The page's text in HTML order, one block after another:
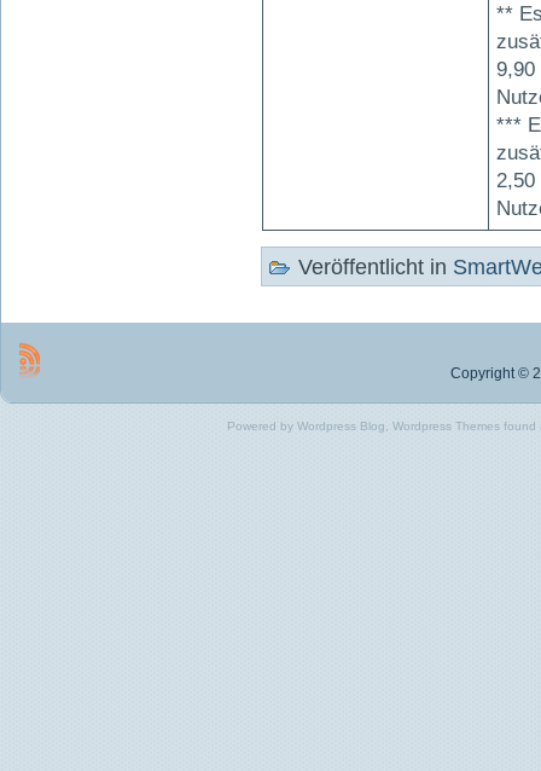
**
9,90
***
Veröffentlicht in
Copyright ©
Powered by Wordpress Blog, Wordpress Themes